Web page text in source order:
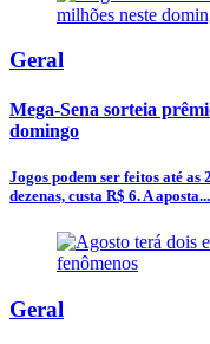
Geral
Mega-Sena sorteia
domingo
Jogos podem ser feitos até as
dezenas, custa R$ 6. A aposta...
Geral